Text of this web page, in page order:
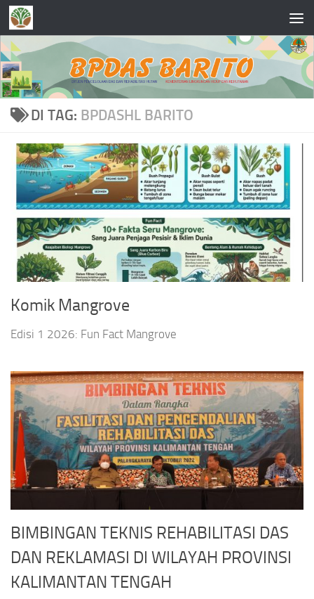
Skip to content
DI TAG: BPDASHL BARITO
Komik Mangrove
Edisi 1 2026: Fun Fact Mangrove
BIMBINGAN TEKNIS REHABILITASI DAS
DAN REKLAMASI DI WILAYAH PROVINSI
KALIMANTAN TENGAH